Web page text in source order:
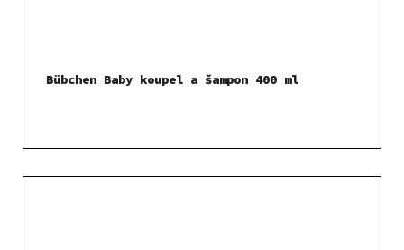
Bübchen Baby koupel a šampon 400 ml